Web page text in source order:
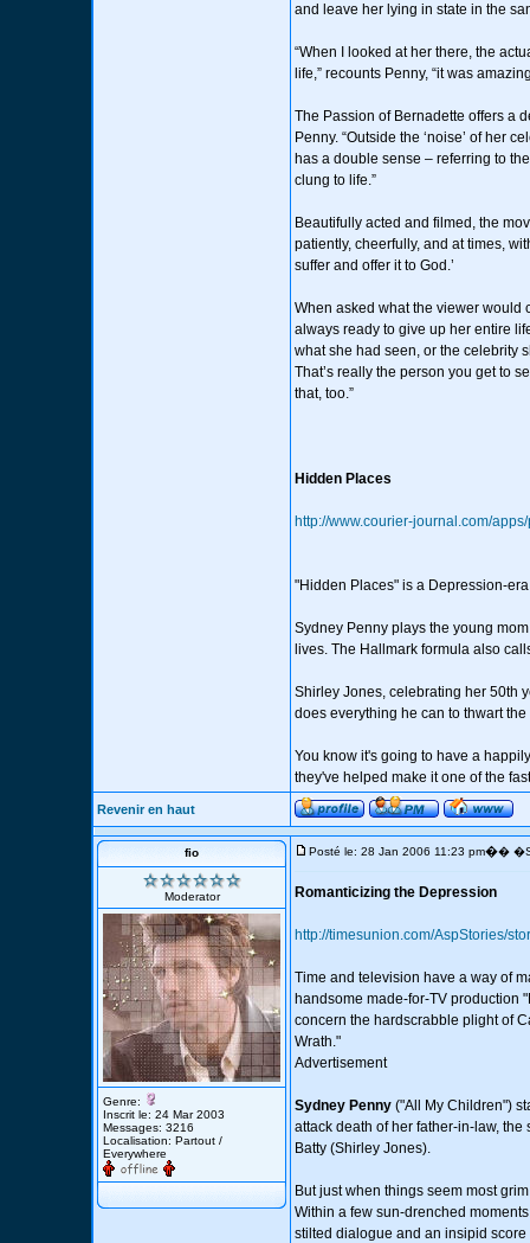
and leave her lying in state in the
“When I looked at her there, the
life,” recounts Penny, “it was
The Passion of Bernadette offers a
Penny. “Outside the ‘noise’ of her
has a double sense – referring to
clung to life.”
Beautifully acted and filmed, the
patiently, cheerfully, and at times,
suffer and offer it to God.’
When asked what the viewer would
always ready to give up her entire
what she had seen, or the celebrity
That’s really the person you get to
that, too.”
Hidden Places
http://www.courier-journal.com/
"Hidden Places" is a Depression-
Sydney Penny plays the young
lives. The Hallmark formula also
Shirley Jones, celebrating her 50th
does everything he can to thwart
You know it's going to have a
they've helped make it one of the
Revenir en haut
fio
Moderator
Genre:
Inscrit le: 24 Mar 2003
Messages: 3216
Localisation: Partout /
Everywhere
Posté le: 28 Jan 2006 11:23 pm��
Romanticizing the Depression
http://timesunion.com/AspStories/
Time and television have a way of
handsome made-for-TV production
concern the hardscrabble plight of
Wrath."
Advertisement
Sydney Penny ("All My Children")
attack death of her father-in-law,
Batty (Shirley Jones).
But just when things seem most
Within a few sun-drenched
stilted dialogue and an insipid